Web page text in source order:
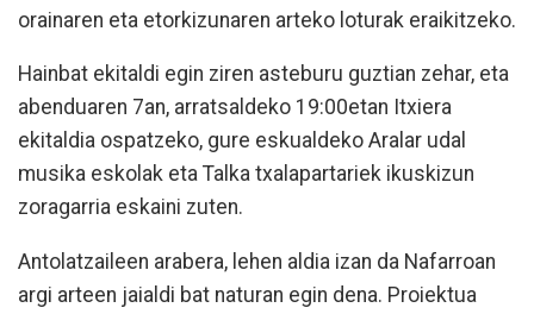
orainaren eta etorkizunaren arteko loturak eraikitzeko.
Hainbat ekitaldi egin ziren asteburu guztian zehar, eta
abenduaren 7an, arratsaldeko 19:00etan Itxiera
ekitaldia ospatzeko, gure eskualdeko Aralar udal
musika eskolak eta Talka txalapartariek ikuskizun
zoragarria eskaini zuten.
Antolatzaileen arabera, lehen aldia izan da Nafarroan
argi arteen jaialdi bat naturan egin dena. Proiektua